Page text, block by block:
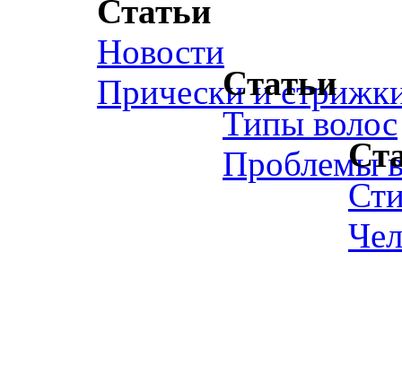
Статьи
Новости
Прически иСтатьи
Типы волос
Проблемы